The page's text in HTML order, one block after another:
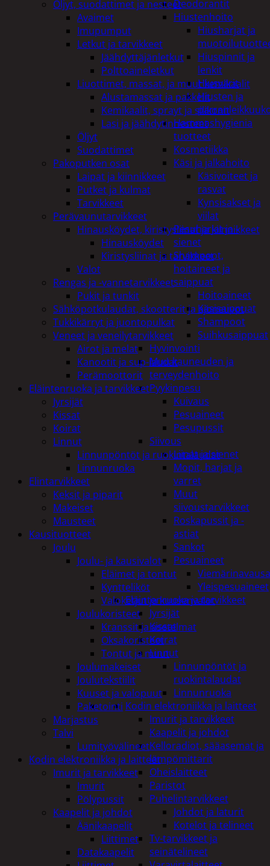
Deodorantit
Hiustenhoito
Hiusharjat ja
Hiuspinnit ja
lenkit
Hiusvärit
Hiusten ja
Hammashygienia
tuotteet
Kosmetiikka
Käsi ja jalkahoito
Käsivoiteet ja
rasvat
Kynsisakset ja
viilat
Pesuharjat ja -
sienet
Shampoot,
hoitaineet ja
saippuat
Hoitoaineet
Käsisaippuat
Shampoot
Suihkusaippuat
Hyvinvointi
Muu kauneuden ja
terveydenhoito
Pyykinpesu
Kuivaus
Pesuaineet
Pesupussit
Siivous
Liinat ja sienet
Mopit, harjat ja
varret
Muut
siivoustarvikkeet
Roskapussit ja -
astiat
Sankot
Pesuaineet
Yleispesuaineet
Eläintenruoka ja tarvikkeet
Jyrsijät
Kissat
Koirat
Linnut
Linnunpöntöt ja
ruokintalaudat
Linnunruoka
Kodin elektroniikka ja laitteet
Imurit ja tarvikkeet
Kaapelit ja johdot
Kelloradiot, sääasemat ja
lämpömittarit
Oheislaitteet
Paristot
Puhelintarvikkeet
Johdot ja laturit
Kotelot ja telineet
Tv-tarvikkeet ja
seinätelineet
Öljyt, suodattimet ja nesteet
Avaimet
Imupumput
Letkut ja tarvikkeet
Jäähdyttäjänletkut
Polttoaineletkut
Liuottimet, massat, ja muut kemikaalit
Alustamassat ja pakkelit
Kemikaalit, sprayt ja silikonit
Lasi ja jäähdytinnesteet
Öljyt
Suodattimet
Pakoputken osat
Laipat ja kiinnikkeet
Putket ja kulmat
Tarvikkeet
Perävaunutarvikkeet
Hinausköydet, kiristysliinat ja kiinnikkeet
Hinausköydet
Kiristysliinat ja tarvikkeet
Valot
Rengas ja -vannetarvikkeet
Pukit ja tunkit
Sähköpotkulaudat, skootterit ja ajoneuvot
Tukkikärryt ja juontopulkat
Veneet ja veneilytarvikkeet
Airot ja melat
Kanootit ja sup-laudat
Perämoottorit
Eläintenruoka ja tarvikkeet
Jyrsijät
Kissat
Koirat
Linnut
Linnunpöntöt ja ruokintalaudat
Linnunruoka
Elintarvikkeet
Keksit ja piparit
Makeiset
Mausteet
Kausituotteet
Joulu
Joulu- ja kausivalot
Eläimet ja tontut
Kyntteliköt
Valoketjut ja kuusenvalot
Joulukoristeet
Kranssit ja asetelmat
Oksakoristeet
Tontut ja muut
Joulumakeiset
Joulutekstiilit
Kuuset ja valopuut
Paketointi
Marjastus
Talvi
Lumityövälineet
Kodin elektroniikka ja laitteet
Imurit ja tarvikkeet
Imurit
Pölypussit
Kaapelit ja johdot
Äänikaapelit
Liittimet
Datakaapelit